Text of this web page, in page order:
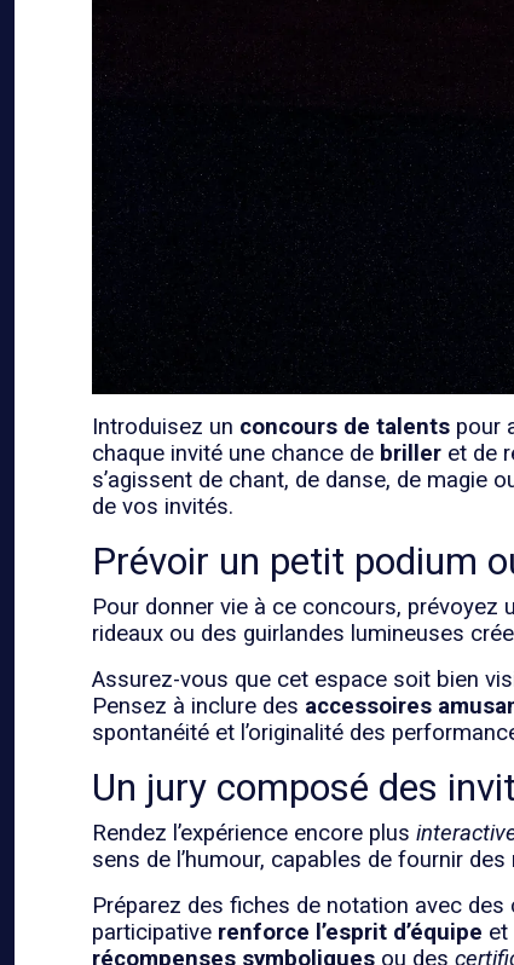
Introduisez un concours de talents pour
chaque invité une chance de briller et de
s’agissent de chant, de danse, de magie
de vos invités.
Prévoir un petit podium
Pour donner vie à ce concours, prévoyez
rideaux ou des guirlandes lumineuses
Assurez-vous que cet espace soit bien
Pensez à inclure des accessoires
spontanéité et l’originalité des
Un jury composé des
Rendez l’expérience encore plus
sens de l’humour, capables de fournir
Préparez des fiches de notation avec des
participative renforce l’esprit d’équipe et
récompenses symboliques ou des